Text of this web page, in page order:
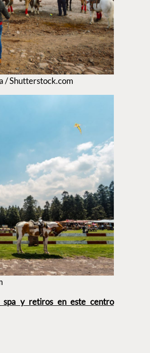
/ Shutterstock.com
spa y retiros en este centro